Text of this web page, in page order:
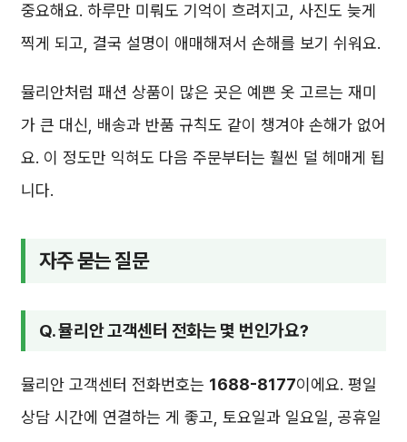
중요해요. 하루만 미뤄도 기억이 흐려지고, 사진도 늦게
찍게 되고, 결국 설명이 애매해져서 손해를 보기 쉬워요.
뮬리안처럼 패션 상품이 많은 곳은 예쁜 옷 고르는 재미
가 큰 대신, 배송과 반품 규칙도 같이 챙겨야 손해가 없어
요. 이 정도만 익혀도 다음 주문부터는 훨씬 덜 헤매게 됩
니다.
자주 묻는 질문
Q. 뮬리안 고객센터 전화는 몇 번인가요?
뮬리안 고객센터 전화번호는 1688-8177이에요. 평일
상담 시간에 연결하는 게 좋고, 토요일과 일요일, 공휴일